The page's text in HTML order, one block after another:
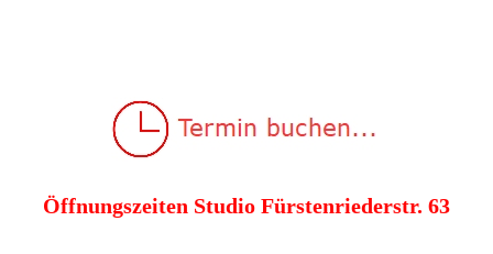
Öffnungszeiten Studio Fürstenriederstr. 63